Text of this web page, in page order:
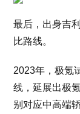
最后，出身吉
比路线。
2023年，极氪
线，延展出极
别对应中高端